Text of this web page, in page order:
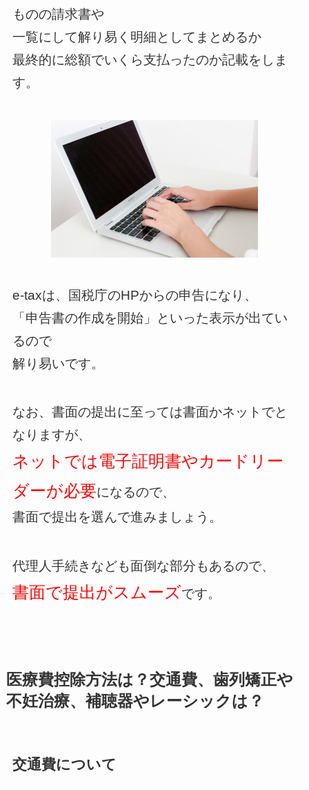
ものの請求書や
一覧にして解り易く明細としてまとめるか
最終的に総額でいくら支払ったのか記載をしま
す。
e-taxは、国税庁のHPからの申告になり、
「申告書の作成を開始」といった表示が出てい
るので
解り易いです。
なお、書面の提出に至っては書面かネットでと
なりますが、
ネットでは電子証明書やカードリー
ダーが必要になるので、
書面で提出を選んで進みましょう。
代理人手続きなども面倒な部分もあるので、
書面で提出がスムーズです。
医療費控除方法は？交通費、歯列矯正や
不妊治療、補聴器やレーシックは？
交通費について